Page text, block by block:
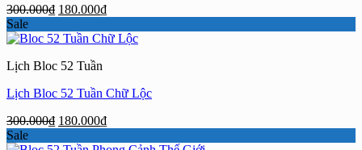
300.000₫ Giá
là:
180.000₫Giá
tại
Sale
Lịch Bloc 52 Tuần
Lịch Bloc 52 Tuần Chữ Lộc
300.000₫ Giá
180.000₫Giá
Sale